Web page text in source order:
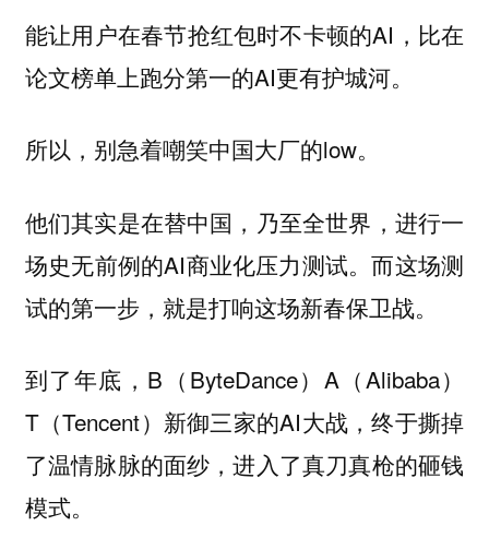
能让用户在春节抢红包时不卡顿的AI，比在
论文榜单上跑分第一的AI更有护城河。
所以，别急着嘲笑中国大厂的low。
他们其实是在替中国，乃至全世界，进行一
场史无前例的AI商业化压力测试。而这场测
试的第一步，就是打响这场新春保卫战。
到了年底，B（ByteDance）A（Alibaba）
T（Tencent）新御三家的AI大战，终于撕掉
了温情脉脉的面纱，进入了真刀真枪的砸钱
模式。